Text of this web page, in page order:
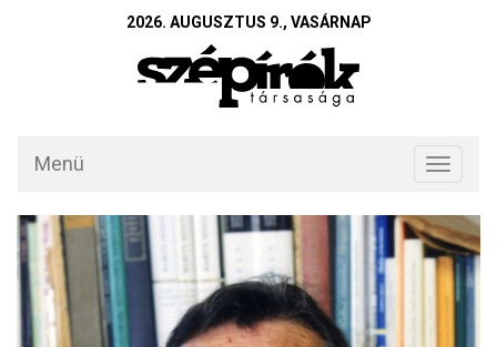
2026. AUGUSZTUS 9., VASÁRNAP
Toggle
Menü